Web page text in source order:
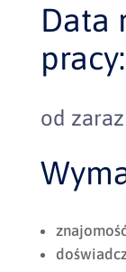
Data
pracy:
od zaraz